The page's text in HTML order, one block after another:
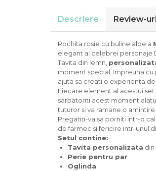
Descriere Review-uri
Rochita rosie cu buline albe a
elegant al celebrei personaje
Tavita din lemn,
moment special. Impreuna cu
ajuta sa creati o experienta
Fiecare element al acestui
sarbatoriti acest moment
tuturor si va ramane o
Pregatiti-va sa porniti intr-o
de farmec si fericire intr-unul
Setul contine:
Tavita personalizata din
Perie pentru par
Oglinda